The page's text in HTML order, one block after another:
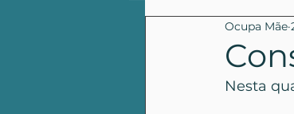
Participação
Artigo
Ocupa Mãe
Nesta